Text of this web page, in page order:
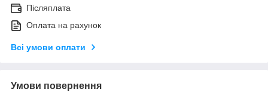
Післяплата
Оплата на рахунок
Всі умови оплати
Умови повернення